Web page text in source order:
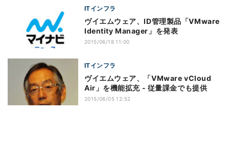
ITインフラ
ヴイエムウェア、ID管理製品「VMware
Identity Manager」を発表
2015/06/18 11:00
ITインフラ
ヴイエムウェア、「VMware vCloud
Air」を機能拡充 - 従量課金でも提供
2015/06/05 12:52